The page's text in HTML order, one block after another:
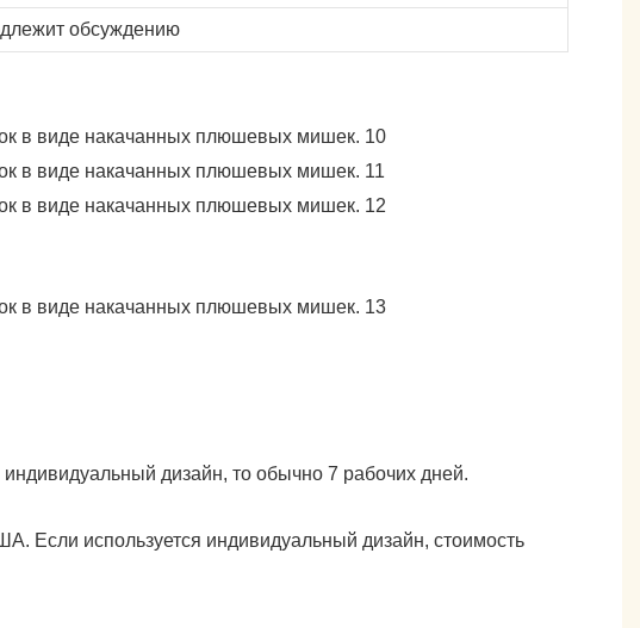
обсуждению
дизайн, то обычно 7 рабочих дней.
Если используется индивидуальный дизайн, стоимость